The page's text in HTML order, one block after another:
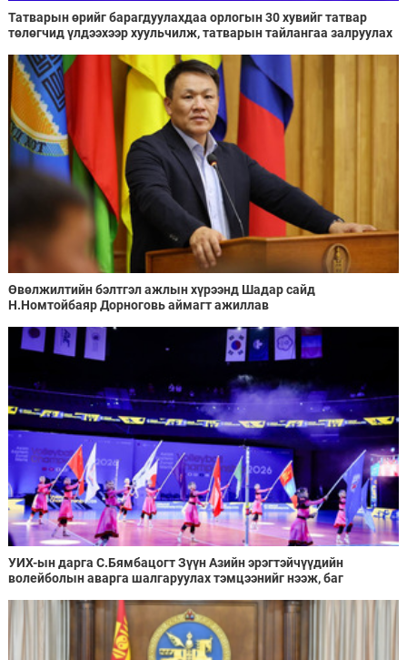
Татварын өрийг барагдуулахдаа орлогын 30 хувийг татвар
төлөгчид үлдээхээр хуульчилж, татварын тайлангаа залруулах
Өвөлжилтийн бэлтгэл ажлын хүрээнд Шадар сайд
Н.Номтойбаяр Дорноговь аймагт ажиллав
УИХ-ын дарга С.Бямбацогт Зүүн Азийн эрэгтэйчүүдийн
волейболын аварга шалгаруулах тэмцээнийг нээж, баг